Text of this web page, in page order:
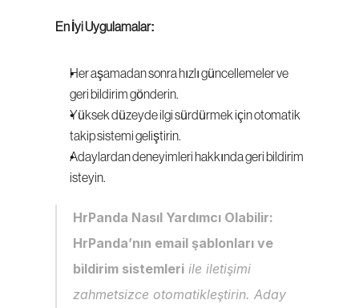
En İyi Uygulamalar:
Her aşamadan sonra hızlı güncellemeler ve
geri bildirim gönderin.
Yüksek düzeyde ilgi sürdürmek için otomatik
takip sistemi geliştirin.
Adaylardan deneyimleri hakkında geri bildirim
isteyin.
HrPanda Nasıl Yardımcı Olabilir:
HrPanda’nın email şablonları ve
bildirim sistemleri ile iletişimi
zahmetsizce otomatikleştirin. Aday